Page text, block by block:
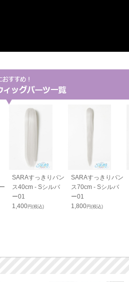
SARAすっきりバン
ス40cm - Sシルバ
ー01
1,400円(税込)
SARAすっきりバン
ス70cm - Sシルバ
ー01
1,800円(税込)